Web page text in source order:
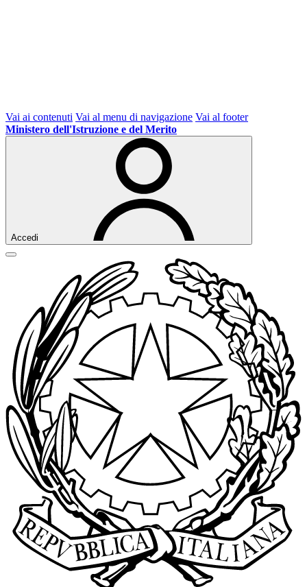
Vai ai contenuti Vai al menu di navigazione Vai al footer
Ministero dell'Istruzione e del Merito
Accedi